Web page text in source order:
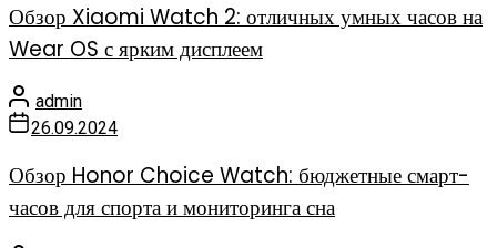
Обзор Xiaomi Watch 2: отличных умных часов на
Wear OS с ярким дисплеем
admin
26.09.2024
Обзор Honor Choice Watch: бюджетные смарт-
часов для спорта и мониторинга сна